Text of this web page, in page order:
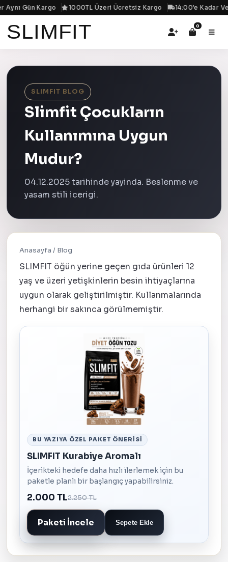
Gün Kargo 1000TL Üzeri Ücretsiz Kargo 14:00'e Kadar
SLIMFIT 0
SLIMFIT BLOG
Slimfit Çocukların
Kullanımına Uygun
Mudur?
04.12.2025 tarihinde yayinda. Beslenme ve
yasam stili icerigi.
Anasayfa / Blog
SLIMFIT öğün yerine geçen gıda ürünleri 12
yaş ve üzeri yetişkinlerin besin ihtiyaçlarına
uygun olarak geliştirilmiştir. Kullanmalarında
herhangi bir sakınca görülmemiştir.
BU YAZIYA ÖZEL PAKET ÖNERISI
SLIMFIT Kurabiye Aromalı
İçerikteki hedefe daha hızlı ilerlemek için bu
paketle planlı bir başlangıç yapabilirsiniz.
2.000 TL2.250 TL
Paketi İncele Sepete Ekle